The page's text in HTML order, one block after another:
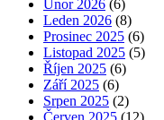
Únor 2026 (6)
Leden 2026 (8)
Prosinec 2025 (6)
Listopad 2025 (5)
Říjen 2025 (6)
Září 2025 (6)
Srpen 2025 (2)
Červen 2025 (12)